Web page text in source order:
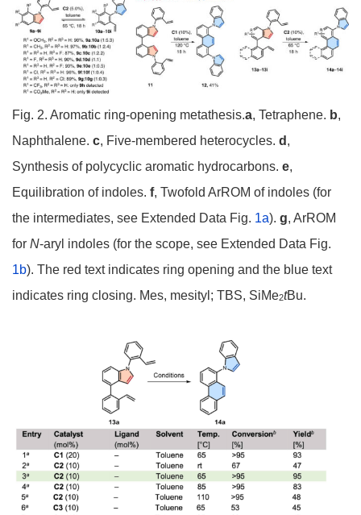
Fig. 2. Aromatic ring-opening metathesis.a, Tetraphene. b,
Naphthalene. c, Five-membered heterocycles. d ,
Synthesis of polycyclic aromatic hydrocarbons. e,
Equilibration of indoles. f, Twofold ArROM of indoles (for
the intermediates, see Extended Data Fig. 1a). g, ArROM
for N-aryl indoles (for the scope, see Extended Data Fig.
1b). The red text indicates ring opening and the blue text
indicates ring closing. Mes, mesityl; TBS, SiMe2tBu.